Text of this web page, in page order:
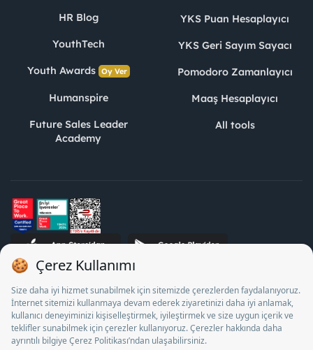
HR Blog
YouthTech
Youth Awards Oy Ver
Humanspire
Future Sales Leader
Academy
YKS Puan Hesaplayıcı
YKS Geri Sayım Sayacı
Pomodoro Zamanlayıcı
Maaş Hesaplayıcı
All tools
STJ Human Resources Informatics and Consultancy Inc. as a
Private Employment Agency to operate between 13/05/2025 -
12/05/2028, Turkey Employment Agency by 18/04/2025 date
and 18095710 numbered decision in accordance with the